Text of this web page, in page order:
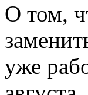
О том,
уже